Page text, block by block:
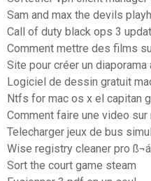
Sam and max the devils
Call of duty black ops 3
Comment mettre des films
Site pour créer un
Logiciel de dessin gratuit
Ntfs for mac os x el capitan
Comment faire une video sur
Telecharger jeux de bus
Wise registry cleaner pro
Sort the court game steam